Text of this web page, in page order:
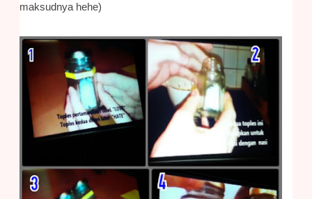
maksudnya hehe)